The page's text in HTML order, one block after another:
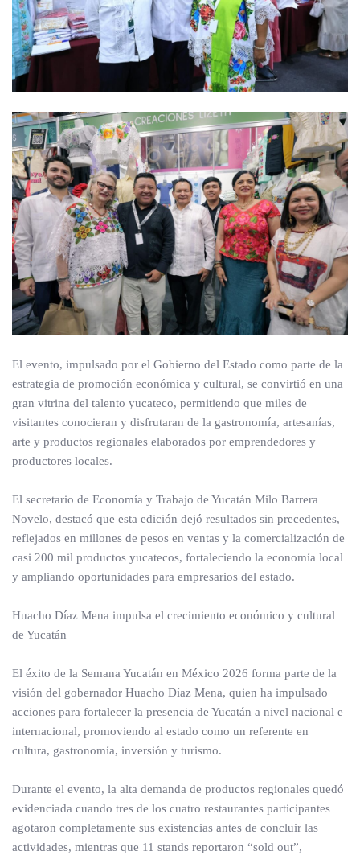
El evento, impulsado por el Gobierno del Estado como parte de la
estrategia de promoción económica y cultural, se convirtió en una
gran vitrina del talento yucateco, permitiendo que miles de
visitantes conocieran y disfrutaran de la gastronomía, artesanías,
arte y productos regionales elaborados por emprendedores y
productores locales.
El secretario de Economía y Trabajo de Yucatán Milo Barrera
Novelo, destacó que esta edición dejó resultados sin precedentes,
reflejados en millones de pesos en ventas y la comercialización de
casi 200 mil productos yucatecos, fortaleciendo la economía local
y ampliando oportunidades para empresarios del estado.
Huacho Díaz Mena impulsa el crecimiento económico y cultural
de Yucatán
El éxito de la Semana Yucatán en México 2026 forma parte de la
visión del gobernador Huacho Díaz Mena, quien ha impulsado
acciones para fortalecer la presencia de Yucatán a nivel nacional e
internacional, promoviendo al estado como un referente en
cultura, gastronomía, inversión y turismo.
Durante el evento, la alta demanda de productos regionales quedó
evidenciada cuando tres de los cuatro restaurantes participantes
agotaron completamente sus existencias antes de concluir las
actividades, mientras que 11 stands reportaron “sold out”,